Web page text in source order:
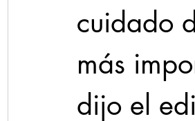
cuidado
más
dijo el